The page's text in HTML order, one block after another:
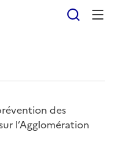
des
l’Agglomération